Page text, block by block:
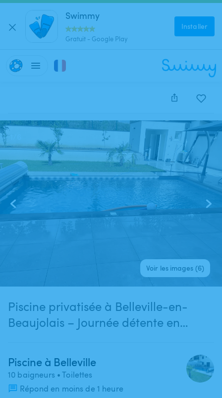
Swimmy
Gratuit - Google Play
Installer
Cette annonce est close et ne peut être réservée.
Voir les images (6)
Piscine privatisée à Belleville-en-
Beaujolais – Journée détente en
Piscine à Belleville
10 baigneurs • Toilettes
Répond en moins de 1 heure